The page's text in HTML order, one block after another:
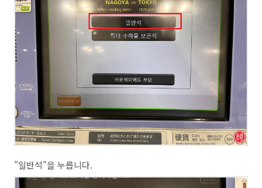
"일반석"을 누릅니다.